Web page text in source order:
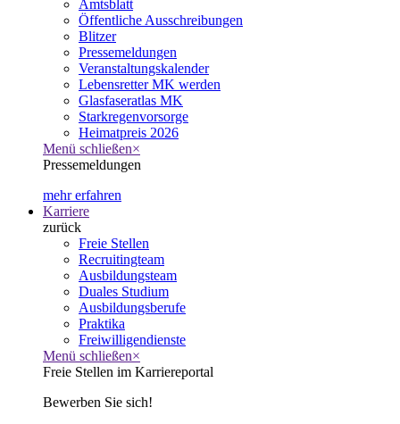
Amtsblatt
Öffentliche Ausschreibungen
Blitzer
Pressemeldungen
Veranstaltungskalender
Lebensretter MK werden
Glasfaseratlas MK
Starkregenvorsorge
Heimatpreis 2026
Menü schließen×
Pressemeldungen
mehr erfahren
Karriere
zurück
Freie Stellen
Recruitingteam
Ausbildungsteam
Duales Studium
Ausbildungsberufe
Praktika
Freiwilligendienste
Menü schließen×
Freie Stellen im Karriereportal
Bewerben Sie sich!